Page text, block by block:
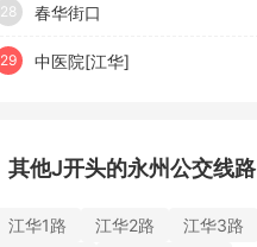
28 春华街口
29 中医院[江华]
其他J开头的永州公交线路
江华1路 江华2路 江华3路